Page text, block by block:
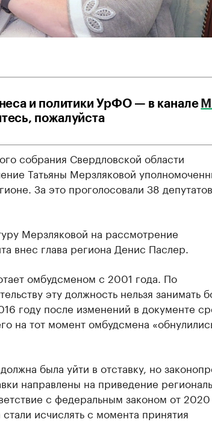
и политики УрФО — в канале
пожалуйста
собрания Свердловской области
Татьяны Мерзляковой
За это проголосовали 38 депутатов,
Мерзляковой на рассмотрение
внес глава региона Денис Паслер.
омбудсменом с 2001 года. По
эту должность нельзя занимать
году после изменений в документе
на тот момент омбудсмена
была уйти в отставку, но
направлены на приведение
с федеральным законом от 2020
исчислять с момента принятия